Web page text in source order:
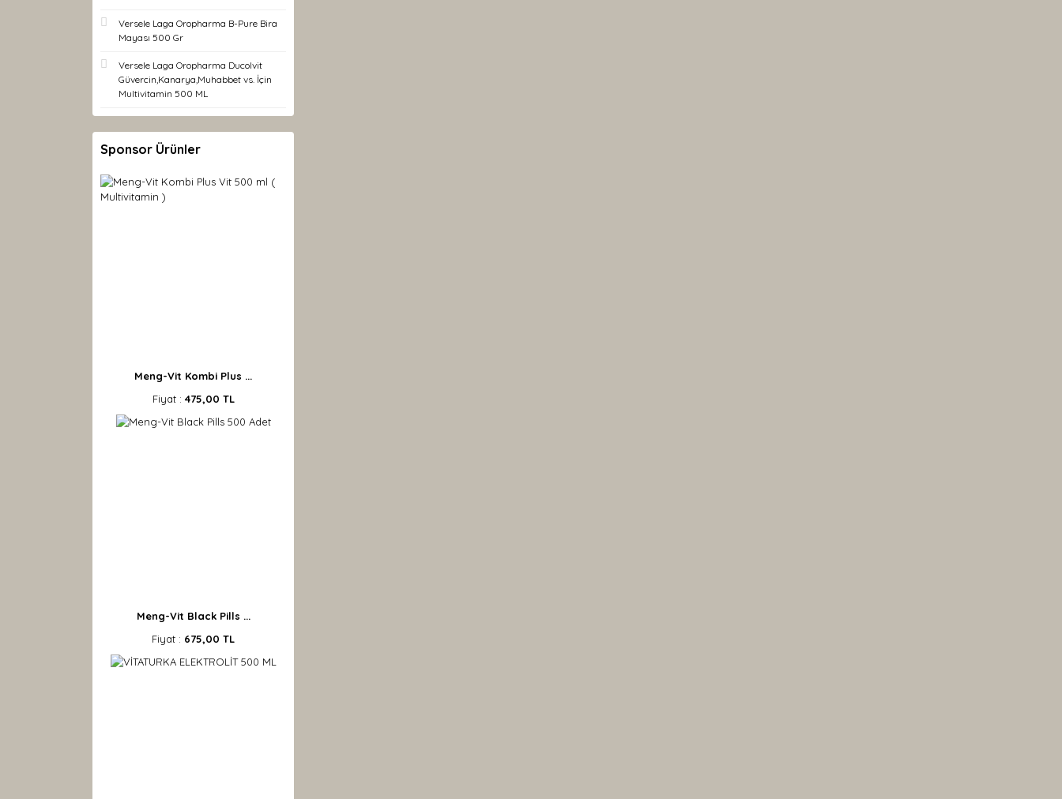
Versele Laga Oropharma B-Pure Bira
Mayası 500 Gr
Versele Laga Oropharma Ducolvit
Güvercin,Kanarya,Muhabbet vs. İçin
Multivitamin 500 ML
Sponsor Ürünler
Meng-Vit Kombi Plus ...
Fiyat : 475,00 TL
Meng-Vit Black Pills ...
Fiyat : 675,00 TL